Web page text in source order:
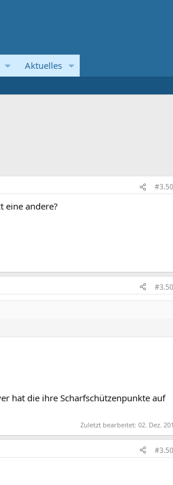
Aktuelles
eine andere?
hat die ihre Scharfschützenpunkte auf
Zuletzt bearbeitet: 02. Dez.